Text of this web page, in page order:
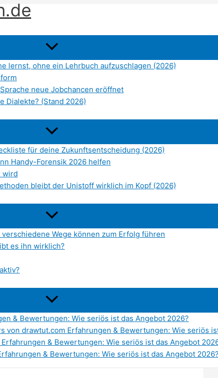
lernst, ohne ein Lehrbuch aufzuschlagen (2026)
neue Jobchancen eröffnet
Dialekte? (Stand 2026)
für deine Zukunftsentscheidung (2026)
Handy-Forensik 2026 helfen
wird
bleibt der Unistoff wirklich im Kopf (2026)
Wege können zum Erfolg führen
es ihn wirklich?
& Bewertungen: Wie seriös ist das Angebot 2026?
von drawtut.com Erfahrungen & Bewertungen: Wie seriös
& Bewertungen: Wie seriös ist das Angebot
& Bewertungen: Wie seriös ist das Angebot 2026?